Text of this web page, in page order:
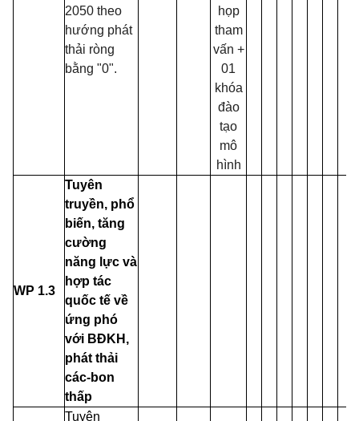
2050 theo
hướng phát
thải ròng
bằng "0".
họp
tham
vấn +
01
khóa
đào
tạo
mô
hình
WP 1.3
Tuyên
truyền, phổ
biến, tăng
cường
năng lực và
hợp tác
quốc tế về
ứng phó
với BĐKH,
phát thải
các-bon
thấp
Tuyên